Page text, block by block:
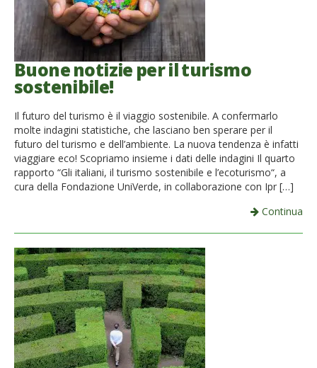
Buone notizie per il turismo
sostenibile!
Il futuro del turismo è il viaggio sostenibile. A confermarlo
molte indagini statistiche, che lasciano ben sperare per il
futuro del turismo e dell’ambiente. La nuova tendenza è infatti
viaggiare eco! Scopriamo insieme i dati delle indagini Il quarto
rapporto “Gli italiani, il turismo sostenibile e l’ecoturismo“, a
cura della Fondazione UniVerde, in collaborazione con Ipr […]
Continua